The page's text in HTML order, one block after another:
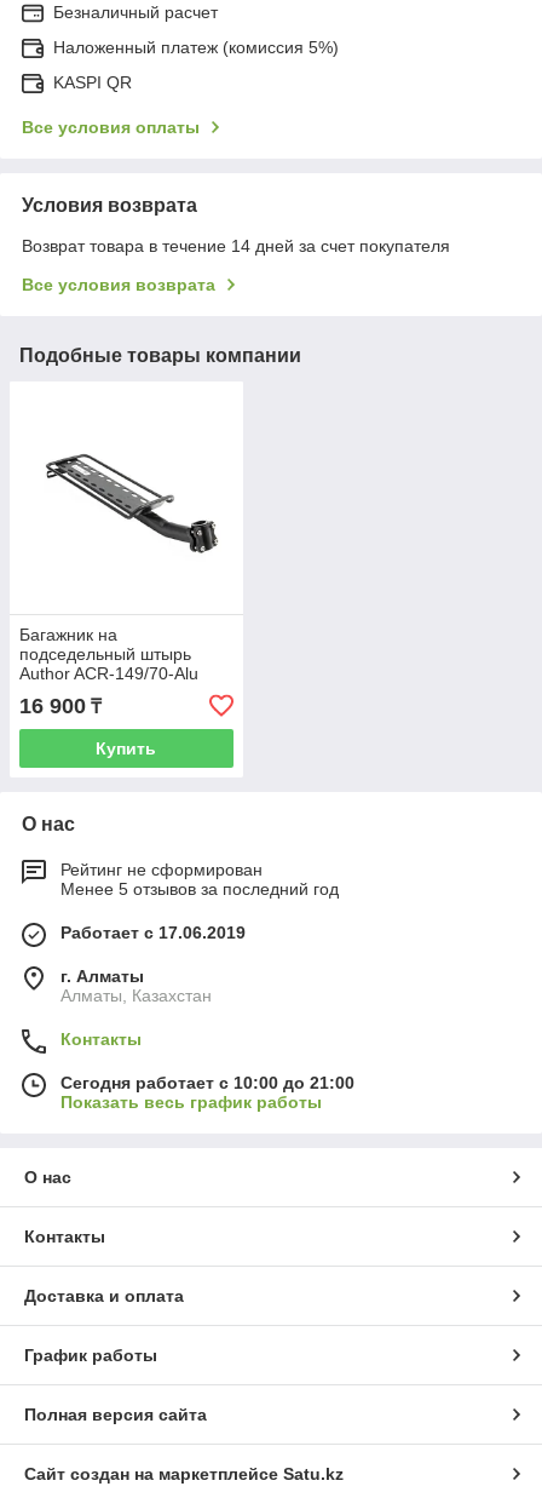
Безналичный расчет
Наложенный платеж (комиссия 5%)
KASPI QR
Все условия оплаты
Условия возврата
Возврат товара в течение 14 дней за счет покупателя
Все условия возврата
Подобные товары компании
Багажник на
подседельный штырь
Author ACR-149/70-Alu
16 900 ₸
Купить
О нас
Рейтинг не сформирован
Менее 5 отзывов за последний год
Работает с 17.06.2019
г. Алматы
Алматы, Казахстан
Контакты
Сегодня работает с 10:00 до 21:00
Показать весь график работы
О нас
Контакты
Доставка и оплата
График работы
Полная версия сайта
Сайт создан на маркетплейсе Satu.kz